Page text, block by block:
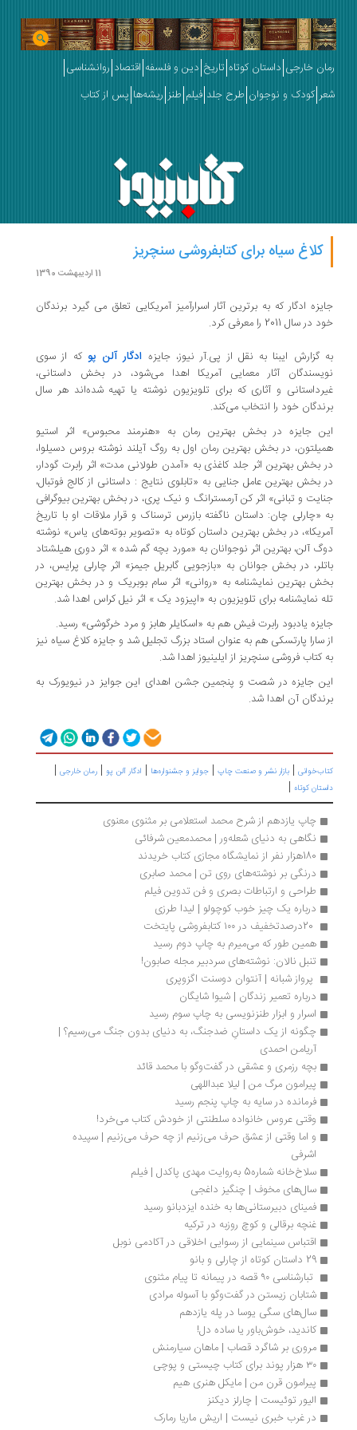
رمان خارجی داستان کوتاه تاریخ دین و فلسفه اقتصاد روانشناسی
شعر کودک و نوجوان طرح جلد فیلم طنز ریشه‌ها پس از کتاب
کلاغ سیاه برای کتابفروشی سنچریز
11 اردیبهشت 1390
جایزه ادگار که به برترین آثار اسرارآمیز آمریکایی تعلق می گیرد برندگان
خود در سال 2011 را معرفی کرد.
به گزارش ایبنا به نقل از پی.آر نیوز، جایزه ادگار آلن پو که از سوی
نویسندگان آثار معمایی آمریکا اهدا می‌شود، در بخش داستانی،
غیرداستانی و آثاری که برای تلویزیون نوشته یا تهیه شده‌اند هر سال
برندگان خود را انتخاب می‌کند.
این جایزه در بخش بهترین رمان به «هنرمند محبوس» اثر استیو
همیلتون، در بخش بهترین رمان اول به روگ آیلند نوشته بروس دسیلوا،
در بخش بهترین اثر جلد کاغذی به «آمدن طولانی مدت» اثر رابرت گودار،
در بخش بهترین عامل جنایی به «تابلوی نتایج : داستانی از کالج فوتبال،
جنایت و تبانی» اثر کن آرمسترانگ و نیک پری، در بخش بهترین بیوگرافی
به «چارلی چان: داستان ناگفته بازرس ترسناک و قرار ملاقات او با تاریخ
آمریکا»، در بخش بهترین داستان کوتاه به «تصویر بوته‌های یاس» نوشته
دوگ آلن، بهترین اثر نوجوانان به «مورد بچه گم شده » اثر دوری هیلشتاد
باتلر، در بخش جوانان به «بازجویی گابریل جیمز» اثر چارلی پرایس، در
بخش بهترین نمایشنامه به «روانی» اثر سام بوبریک و در بخش بهترین
تله نمایشنامه برای تلویزیون به «اپیزود یک » اثر نیل کراس اهدا شد.
جایزه یادبود رابرت فیش هم به «اسکایلر هابز و مرد خرگوشی» رسید.
از سارا پارتسکی هم به عنوان استاد بزرگ تجلیل شد و جایزه کلاغ سیاه نیز
به کتاب فروشی سنچریز از ایلینیوز اهدا شد.
این جایزه در شصت و پنجمین جشن اهدای این جوایز در نیویورک به
برندگان آن اهدا شد.
کتاب‌خوانی | بازار نشر و صنعت چاپ | جوایز و جشنواره‌ها | ادگار آلن پو | رمان خارجی |
داستان کوتاه |
چاپ یازدهم از شرح محمد استعلامی بر مثنوی معنوی
نگاهی به دنیای شعله‌ور | محمدمعین شرفائی
180هزار نفر از نمایشگاه مجازی کتاب خریدند
درنگی بر نوشته‌های روی تن | محمد صابری
طراحی و ارتباطات بصری و فن تدوین فیلم
درباره یک چیز خوب کوچولو | لیدا طرزی
همین طور که می‌میرم به چاپ دوم رسید
تنبل نالان: نوشته‌های سردبیر مجله صابون!
پرواز شبانه | آنتوان دوسنت اگزوپری
درباره تعمیر زندگان | شیوا شایگان
اسرار و ابزار طنزنویسی به چاپ سوم رسید
آریامن احمدی
بچه رزمری و عشقی در گفت‌وگو با محمد قائد
پیرامون مرگ من | لیلا عبداللهی
فرمانده در سایه به چاپ پنجم رسید
وقتی عروس خانواده سلطنتی از خودش کتاب می‌خرد!
اشرفی
سلاخ‌خانه شماره5 به‌روایت مهدی پاکدل | فیلم
سال‌های مخوف | چنگیز داغجی
فمینای دبیرستانی‌ها به خنده ایزدبانو رسید
غنچه برقالی و کوچ روزبه در ترکیه
اقتباس سینمایی از رسوایی اخلاقی در آکادمی نوبل
29 داستان کوتاه از چارلی و بانو
تبارشناسی ۹۰ قصه‌ در پیمانه تا پیام مثنوی
شتابان زیستن در گفت‌وگو با آسوله مرادی
سال‌های سگی یوسا در پله یازدهم
کاندید، خوش‌باور یا ساده دل!
مروری بر شاگرد قصاب | ماهان سیارمنش
۳۰ هزار پوند برای کتاب چیستی و پوچی
پیرامون قرن من | مایکل هنری هیم
الیور توئیست | چارلز دیکنز
در غرب خبری نیست | اریش ماریا رمارک